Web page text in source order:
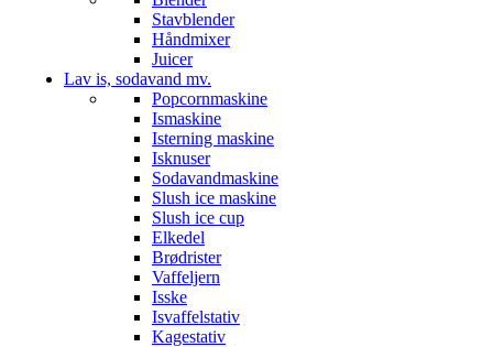
Stavblender
Håndmixer
Juicer
Lav is, sodavand mv.
Popcornmaskine
Ismaskine
Isterning maskine
Isknuser
Sodavandmaskine
Slush ice maskine
Slush ice cup
Elkedel
Brødrister
Vaffeljern
Isske
Isvaffelstativ
Kagestativ